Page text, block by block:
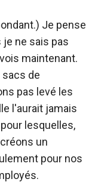
Je pense
je ne sais pas
maintenant.
sacs de
pas levé les
l'aurait jamais
lesquelles,
un
pour nos